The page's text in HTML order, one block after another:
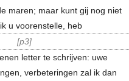
maren; maar kunt gij nog niet
u voorenstelle, heb
p3
letter te schrijven: uwe
verbeteringen zal ik dan